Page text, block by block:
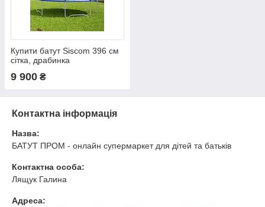
Купити батут Siscom 396 см
сітка, драбинка
9 900 ₴
Контактна інформація
Назва:
БАТУТ ПРОМ - онлайн супермаркет для дітей та батьків
Контактна особа:
Лящук Галина
Адреса: